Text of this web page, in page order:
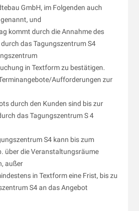
GmbH, im Folgenden auch
und
kommt durch die Annahme des
das Tagungszentrum S4
in Textform zu bestätigen.
Aufforderungen zur
durch den Kunden sind bis zur
das Tagungszentrum S 4
S4 kann bis zum
über die Veranstaltungsräume
außer
in Textform eine Frist, bis zu
S4 an das Angebot